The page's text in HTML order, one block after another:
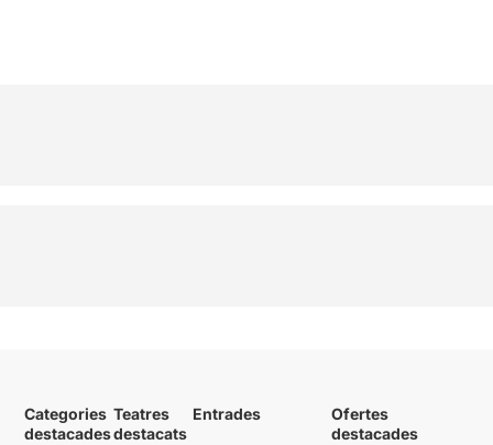
Categories
destacades
Teatres
destacats
Entrades
Ofertes
destacades